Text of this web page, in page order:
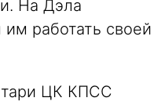
На Дэла
работать своей
ЦК КПСС